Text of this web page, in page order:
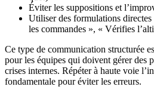
Éviter les suppositions et
Utiliser des formulations
les commandes », « Vérifies
Ce type de communication structurée
pour les équipes qui doivent gérer des
crises internes. Répéter à haute voie
fondamentale pour éviter les erreurs.